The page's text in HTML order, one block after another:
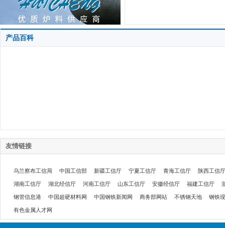
产品百科
友情链接
乌兰察布工信局 中国工信部 新疆工信厅 宁夏工信厅 青海工信厅 陕西工信厅
湖南工信厅 湖北经信厅 河南工信厅 山东工信厅 安徽经信厅 福建工信厅
钢管信息港 中国超硬材料网 中国钢铁新闻网 商务部网站 不锈钢天地 钢铁
有色金属人才网